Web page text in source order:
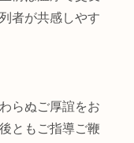
者が共感しやす
らぬご厚誼をお
ともご指導ご鞭